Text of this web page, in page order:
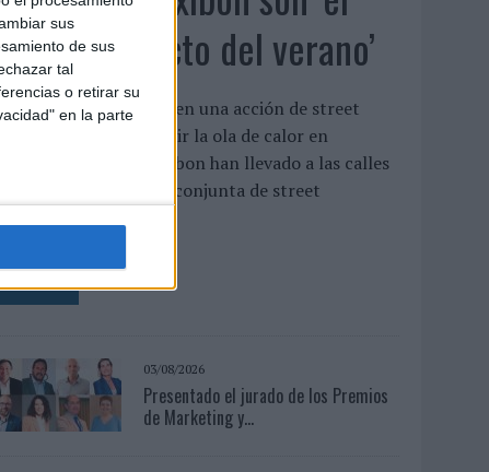
sus
de sus
tal
o retirar su
en la parte
perfecto del verano’
marcas se unen en una acción de street
marketing para combatir la ola de calor en
Valencia Babaria y Maxibon han llevado a las calles
de Valencia una acción conjunta de street
LEER MÁS
03/08/2026
Presentado el jurado de los Premios
de Marketing y...